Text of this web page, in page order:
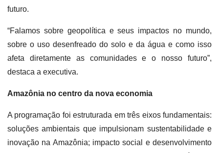
futuro.
“Falamos sobre geopolítica e seus impactos no mundo,
sobre o uso desenfreado do solo e da água e como isso
afeta diretamente as comunidades e o nosso futuro”,
destaca a executiva.
Amazônia no centro da nova economia
A programação foi estruturada em três eixos fundamentais:
soluções ambientais que impulsionam sustentabilidade e
inovação na Amazônia; impacto social e desenvolvimento